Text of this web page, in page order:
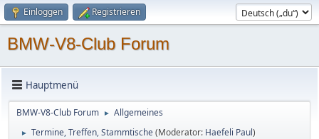
Einloggen Registrieren
BMW-V8-Club Forum
Hauptmenü
BMW-V8-Club Forum ► Allgemeines
► Termine, Treffen, Stammtische(Moderator: Haefeli Paul)